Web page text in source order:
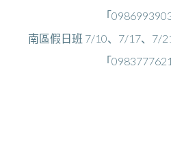
「
南區假日班 7/10、7/17、7/
「0983777621